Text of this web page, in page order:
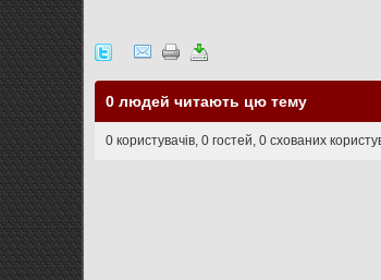
0 людей читають цю тему
0 користувачів, 0 гостей, 0 схованих